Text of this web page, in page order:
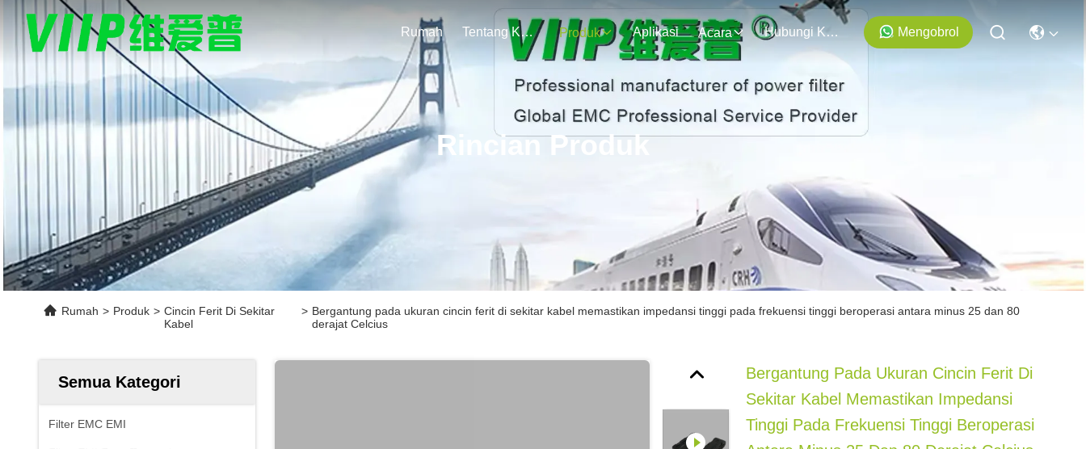
Rumah Tentang Kami Produk Aplikasi Acara Hubungi Kami Mengobrol
Rincian Produk
Rumah > Produk > Cincin Ferit Di Sekitar
Kabel
> Bergantung pada ukuran cincin ferit di sekitar kabel memastikan impedansi tinggi pada frekuensi tinggi beroperasi antara minus 25 dan 80
derajat Celcius
Semua Kategori
Filter EMC EMI
Bergantung Pada Ukuran Cincin Ferit Di
Sekitar Kabel Memastikan Impedansi
Tinggi Pada Frekuensi Tinggi Beroperasi